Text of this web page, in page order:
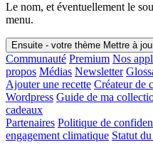
Le nom, et éventuellement le
menu.
Ensuite - votre thème Mettre à
Communauté Premium Nos
propos Médias Newsletter
Ajouter une recette Créateur de
Wordpress Guide de ma
cadeaux
Partenaires Politique de
engagement climatique Statut